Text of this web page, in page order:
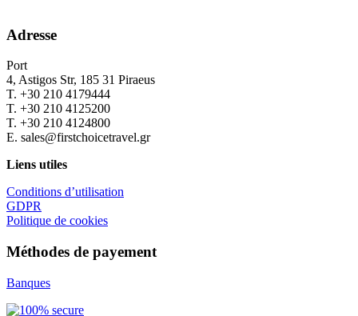
Adresse
Port
4, Astigos Str, 185 31 Piraeus
Τ. +30 210 4179444
Τ. +30 210 4125200
Τ. +30 210 4124800
Ε. sales@firstchoicetravel.gr
Liens utiles
Conditions d’utilisation
GDPR
Politique de cookies
Méthodes de payement
Banques